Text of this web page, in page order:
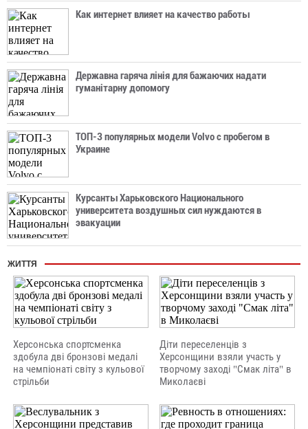
Как интернет влияет на качество работы
Державна гаряча лінія для бажаючих надати
гуманітарну допомогу
ТОП-3 популярных модели Volvo с пробегом в
Украине
Курсанты Харьковского Национального
университета воздушных сил нуждаются в
эвакуации
ЖИТТЯ
Херсонська спортсменка
здобула дві бронзові медалі
на чемпіонаті світу з кульової
стрільби
Діти переселенців з
Херсонщини взяли участь у
творчому заході "Смак літа" в
Миколаєві